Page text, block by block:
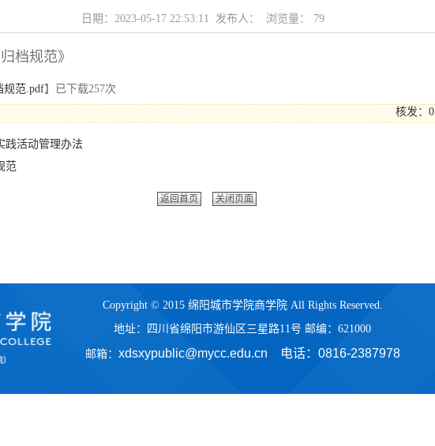
日期：2023-05-17 22:53:11 发布人： 浏览量： 79
档规范》
规范.pdf】已下载257次
核发：0
践活动管理办法
范
返回首页 关闭页面
Copyright © 2015 绵阳城市学院商学院 All Rights Reserved.
地址：四川省绵阳市游仙区三星路11号 邮编：621000
邮箱： xdsxypublic@mycc.edu.cn 电话： 0816-2387978